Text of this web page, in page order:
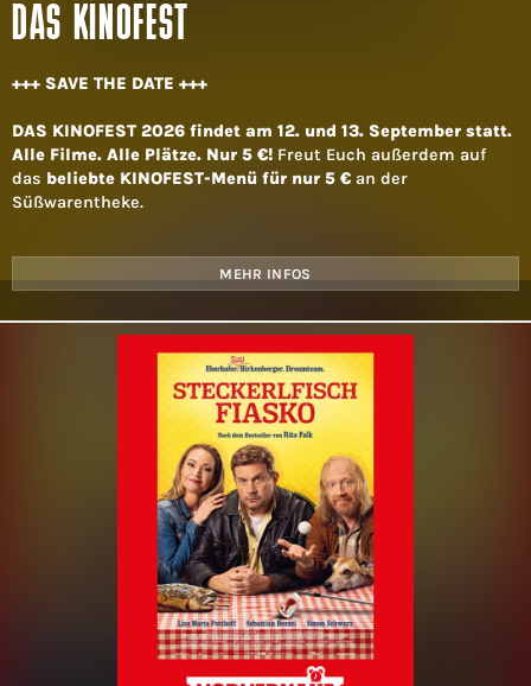
DAS KINOFEST
+++ SAVE THE DATE +++
DAS KINOFEST 2026 findet am 12. und 13. September statt.
Alle Filme. Alle Plätze. Nur 5 €! Freut Euch außerdem auf
das beliebte KINOFEST-Menü für nur 5 € an der
Süßwarentheke.
MEHR INFOS